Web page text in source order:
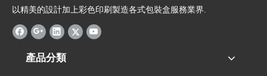
以精美的設計加上彩色印刷製造各式包裝盒服務業界.
產品分類